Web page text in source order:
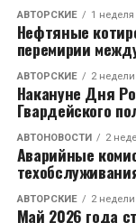
АВТОРСКИЕ 1
Нефтяные
перемирии
АВТОРСКИЕ 2
Накануне Дня
Гвардейского
АВТОНОВОСТИ 2
Аварийные
АВТОРСКИЕ 2
Май 2026 года